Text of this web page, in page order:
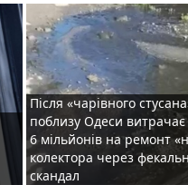
Після «чарівного
поблизу Одеси витрачає
6 мільйонів на ремонт
колектора через
скандал